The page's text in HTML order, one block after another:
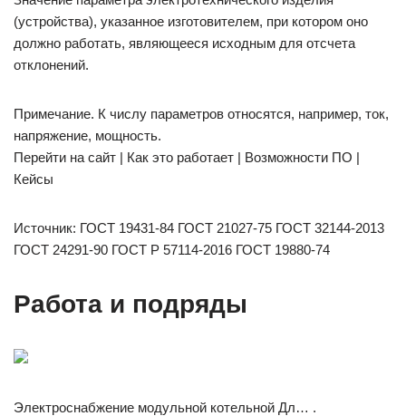
(устройства), указанное изготовителем, при котором оно
должно работать, являющееся исходным для отсчета
отклонений.
Примечание. К числу параметров относятся, например, ток,
напряжение, мощность.
Перейти на сайт | Как это работает | Возможности ПО |
Кейсы
Источник: ГОСТ 19431-84 ГОСТ 21027-75 ГОСТ 32144-2013
ГОСТ 24291-90 ГОСТ Р 57114-2016 ГОСТ 19880-74
Работа и подряды
Электроснабжение модульной котельной Дл… .